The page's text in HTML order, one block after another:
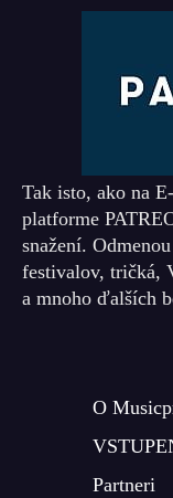
Tak isto, ako na
platforme
snažení.
festivalov, tričká,
a mnoho ďalších
O
Partneri